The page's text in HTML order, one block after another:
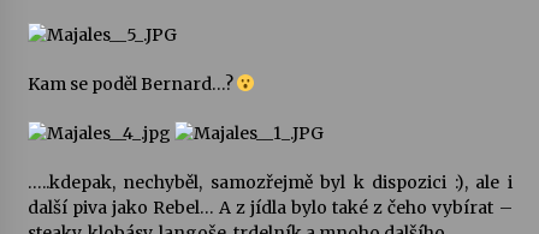
17. 7. 2026
Ozvěny prázdnin
Kam se poděl Bernard…?
…..kdepak, nechyběl, samozřejmě byl k dispozici :), ale i
další piva jako Rebel… A z jídla bylo také z čeho vybírat –